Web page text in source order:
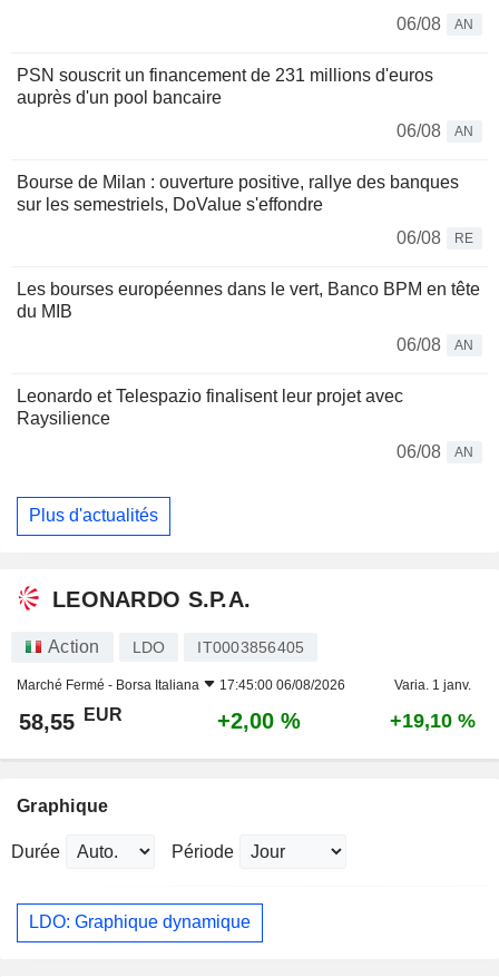
06/08 AN
PSN souscrit un financement de 231 millions d'euros
auprès d'un pool bancaire
06/08
AN
Bourse de Milan : ouverture positive, rallye des banques
sur les semestriels, DoValue s'effondre
06/08
RE
Les bourses européennes dans le vert, Banco BPM en tête
du MIB
06/08
AN
Leonardo et Telespazio finalisent leur projet avec
Raysilience
06/08
AN
Plus d'actualités
LEONARDO S.P.A.
Action LDO IT0003856405
Marché Fermé - Borsa Italiana 17:45:00 06/08/2026 Varia. 1 janv.
58,55 EUR +2,00 % +19,10 %
Graphique
Durée Période
LDO: Graphique dynamique